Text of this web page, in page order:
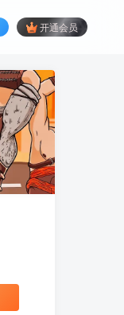
开通会员